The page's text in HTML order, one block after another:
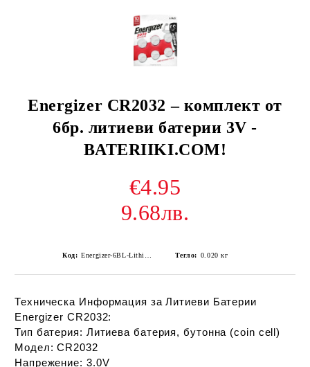
Energizer CR2032 – комплект от
6бр. литиеви батерии 3V -
BATERIIKI.COM!
€4.95
9.68лв.
Код: Тегло: 0.020 кг
Техническа Информация за Литиеви Батерии
Energizer CR2032:
Тип батерия: Литиева батерия, бутонна (coin cell)
Модел: CR2032
Напрежение: 3.0V